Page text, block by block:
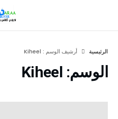
‫الرئيسية‬ ‫أرشيف الوسم :‬ Kiheel
الوسم: Kiheel